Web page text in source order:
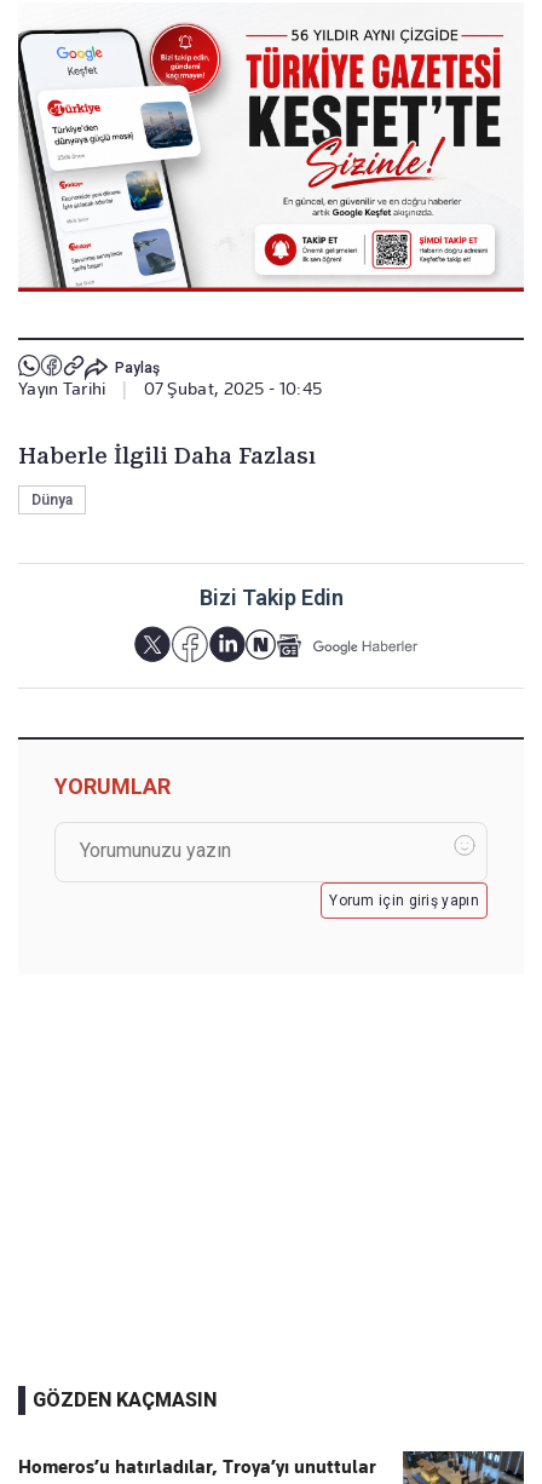
Paylaş
Yayın Tarihi 07 Şubat, 2025 - 10:45
Haberle İlgili Daha Fazlası
Dünya
Bizi Takip Edin
YORUMLAR
Yorum için giriş yapın
GÖZDEN KAÇMASIN
Homeros’u hatırladılar, Troya’yı unuttular